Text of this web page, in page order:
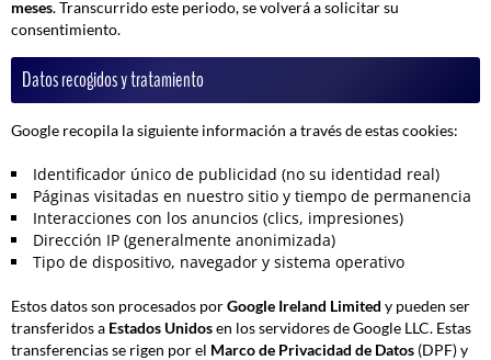
meses. Transcurrido este periodo, se volverá a solicitar su
consentimiento.
Datos recogidos y tratamiento
Google recopila la siguiente información a través de estas cookies:
Identificador único de publicidad (no su identidad real)
Páginas visitadas en nuestro sitio y tiempo de permanencia
Interacciones con los anuncios (clics, impresiones)
Dirección IP (generalmente anonimizada)
Tipo de dispositivo, navegador y sistema operativo
Estos datos son procesados porGoogle Ireland Limited y pueden ser
transferidos a Estados Unidosen los servidores de Google LLC. Estas
transferencias se rigen por el Marco de Privacidad de Datos (DPF) y